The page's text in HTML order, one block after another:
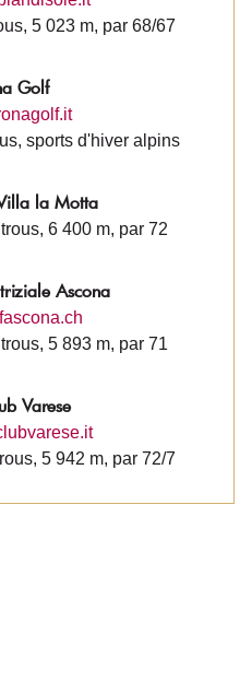
5 023 m, par 68/67
Golf
sports d'hiver alpins
la Motta
6 400 m, par 72
Ascona
5 893 m, par 71
Varese
5 942 m, par 72/7